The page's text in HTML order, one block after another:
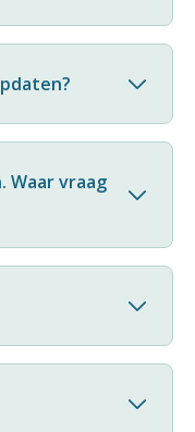
Waar vraag